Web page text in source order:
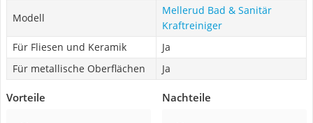
Modell
Mellerud Bad & Sanitär
Kraftreiniger
Für Fliesen und Keramik
Ja
Für metallische Oberflächen
Ja
Vorteile Nachteile